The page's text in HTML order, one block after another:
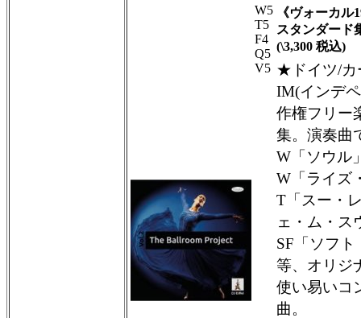
W5
T5
F4
Q5
V5
《ヴォーカル
スタンダード
(\3,300 税込)
★ドイツ/カ
IM(インデ
作権フリー
集。演奏曲
W「ソウル
W「ライズ
T「スー・
ェ・ム・ス
SF「ソフ
等、オリジ
使い易いコ
曲。